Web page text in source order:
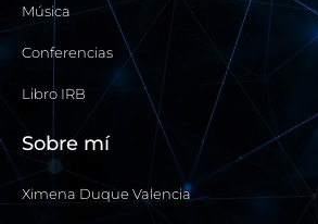
Música
Conferencias
Libro IRB
Sobre mí
Ximena Duque Valencia